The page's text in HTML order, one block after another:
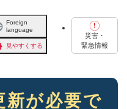
Foreign
language
見やすくする
災害・
緊急情報
新が必要で